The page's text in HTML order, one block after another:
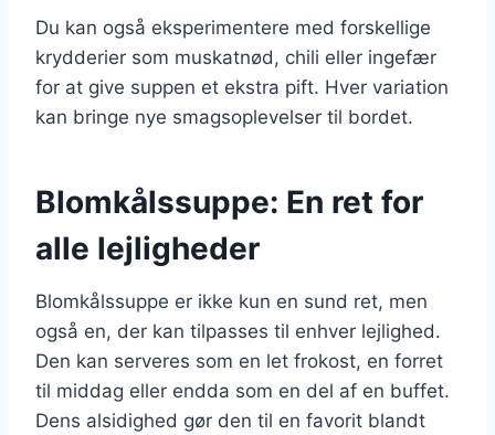
Du kan også eksperimentere med forskellige
krydderier som muskatnød, chili eller ingefær
for at give suppen et ekstra pift. Hver variation
kan bringe nye smagsoplevelser til bordet.
Blomkålssuppe: En ret for
alle lejligheder
Blomkålssuppe er ikke kun en sund ret, men
også en, der kan tilpasses til enhver lejlighed.
Den kan serveres som en let frokost, en forret
til middag eller endda som en del af en buffet.
Dens alsidighed gør den til en favorit blandt